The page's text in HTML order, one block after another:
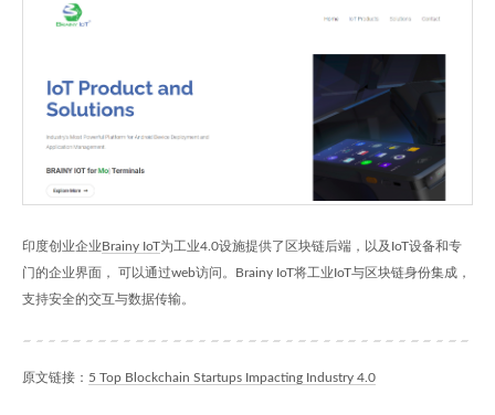
印度创业企业 Brainy IoT为工业4.0设施提供了区块链后端，以及IoT设备和专
门的企业界面， 可以通过web访问。Brainy IoT将工业IoT与区块链身份集成，
支持安全的交互与数据传输。
原文链接： 5 Top Blockchain Startups Impacting Industry 4.0